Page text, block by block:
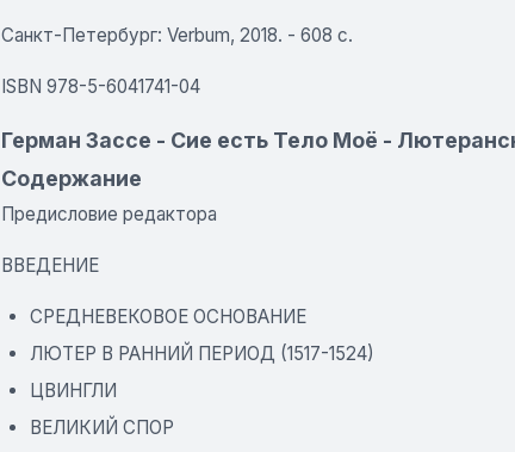
Санкт-Петербург: Verbum, 2018. - 608 с.
ISBN 978-5-6041741-04
Герман Зассе - Сие есть Тело Моё -
Содержание
Предисловие редактора
ВВЕДЕНИЕ
СРЕДНЕВЕКОВОЕ ОСНОВАНИЕ
ЛЮТЕР В РАННИЙ ПЕРИОД (1517-1524)
ЦВИНГЛИ
ВЕЛИКИЙ СПОР